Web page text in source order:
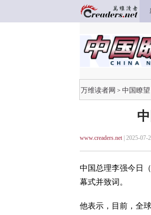
万维读者网 > 中国瞭望
www.creaders.net| 2025-07-
中国总理李强今日
幕式并致词。
他表示，目前，全